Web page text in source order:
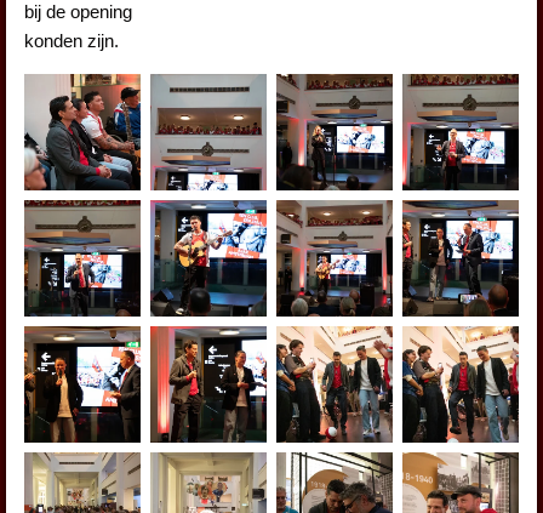
bij de opening
konden zijn.